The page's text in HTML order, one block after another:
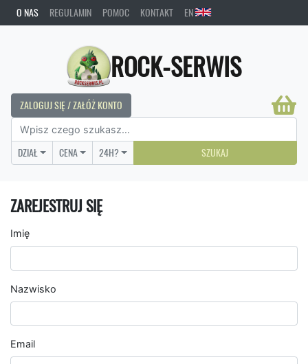
O NAS REGULAMIN POMOC KONTAKT EN
ROCK-SERWIS
ZALOGUJ SIĘ / ZAŁÓŻ KONTO
DZIAŁ CENA 24H? SZUKAJ
ZAREJESTRUJ SIĘ
Imię
Nazwisko
Email